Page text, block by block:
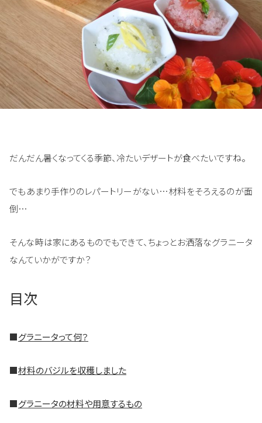
だんだん暑くなってくる季節、冷たいデザートが食べたいですね。
でもあまり手作りのレパートリーがない…材料をそろえるのが面
倒…
そんな時は家にあるものでもできて、ちょっとお洒落なグラニータ
なんていかがですか？
目次
■グラニータって何？
■材料のバジルを収穫しました
■グラニータの材料や用意するもの